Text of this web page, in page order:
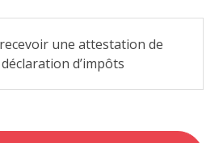
une attestation de
d’impôts